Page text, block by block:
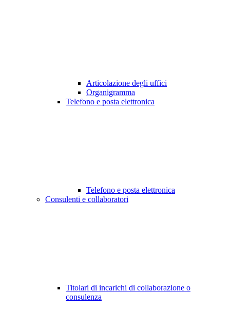
Articolazione degli uffici
Organigramma
Telefono e posta elettronica
Telefono e posta elettronica
Consulenti e collaboratori
Titolari di incarichi di collaborazione o
consulenza